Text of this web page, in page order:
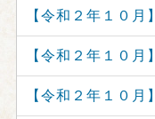
【令和２年１０
【令和２年１０
【令和２年１０